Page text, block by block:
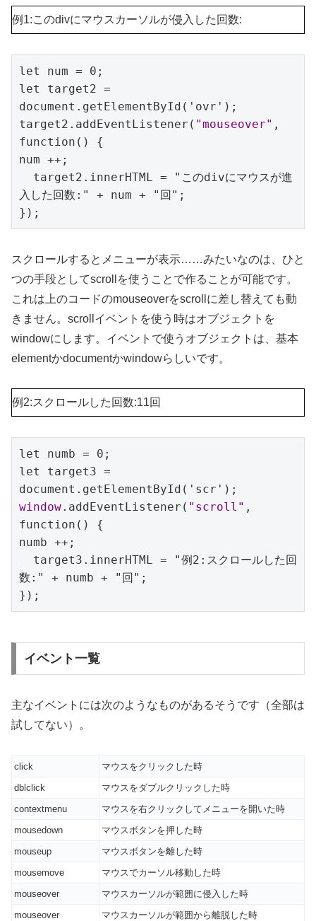
例1:このdivにマウスカーソルが侵入した回数:
let num = 0;
let target2 =
document.getElementById('ovr');
target2.addEventListener( "mouseover" ,
function() {
num ++;
入した回数:" + num + "回";
});
スクロールするとメニューが表示……みたいなのは、ひと
つの手段としてscrollを使うことで作ることが可能です。
これは上のコードのmouseoverをscrollに差し替えても動
きません。scrollイベントを使う時はオブジェクトを
windowにします。イベントで使うオブジェクトは、基本
elementかdocumentかwindowらしいです。
例2:スクロールした回数:11回
let numb = 0;
let target3 =
window.addEventListener( "scroll" ,
function() {
numb ++;
数:" + numb + "回";
});
イベント一覧
主なイベントには次のようなものがあるそうです（全部は
試してない）。
click
マウスをクリックした時
dblclick
マウスをダブルクリックした時
contextmenu
マウスを右クリックしてメニューを開いた時
mousedown
マウスボタンを押した時
mouseup
マウスボタンを離した時
mousemove
マウスでカーソル移動した時
mouseover
マウスカーソルが範囲に侵入した時
mouseover
マウスカーソルが範囲から離脱した時